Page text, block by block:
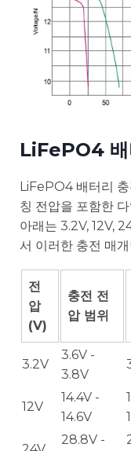
LiFePO4 배
LiFePO4 배터리
칭 전압을 포함한
아래는 3.2V, 12V,
서 이러한 충전 매
전
압
(V)
충전 전
압 범위
3.2V
3.6V -
3.8V
12V
14.4V -
14.6V
28.8V -